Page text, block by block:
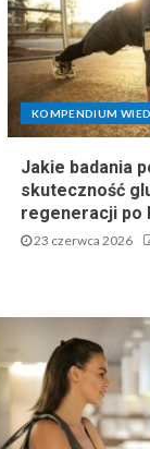
KOMPENDIUM
Jakie badania
skuteczność
regeneracji po
23 czerwca 2026